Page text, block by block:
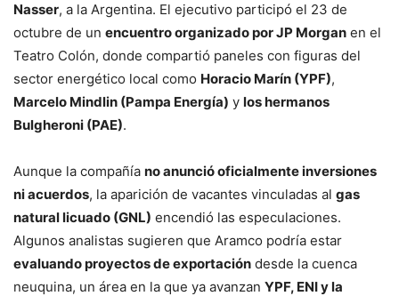
Nasser, a la Argentina. El ejecutivo participó el 23 de
octubre de un encuentro organizado por JP Morgan en el
Teatro Colón, donde compartió paneles con figuras del
sector energético local como Horacio Marín (YPF),
Marcelo Mindlin (Pampa Energía) y los hermanos
Bulgheroni (PAE).
Aunque la compañía no anunció oficialmente inversiones
ni acuerdos, la aparición de vacantes vinculadas al gas
natural licuado (GNL) encendió las especulaciones.
Algunos analistas sugieren que Aramco podría estar
evaluando proyectos de exportación desde la cuenca
neuquina, un área en la que ya avanzan YPF, ENI y la